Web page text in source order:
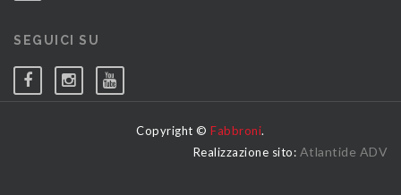
SEGUICI SU
Copyright ©Fabbroni.
Realizzazione sito: Atlantide ADV